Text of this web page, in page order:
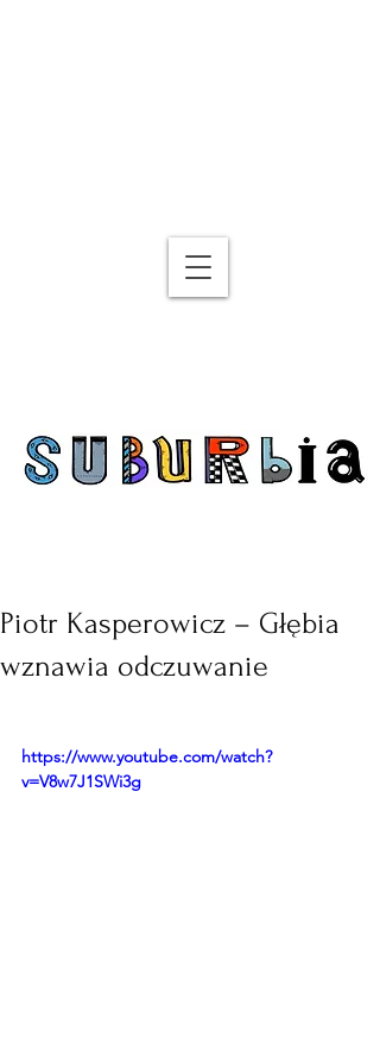
Piotr Kasperowicz – Głębia
wznawia odczuwanie
https://www.youtube.com/watch?
v=V8w7J1SWi3g